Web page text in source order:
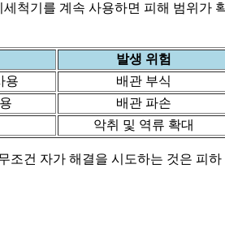
척기를 계속 사용하면 피해 범위가
발생 위험
용
배관 부식
배관 파손
악취 및 역류 확대
조건 자가 해결을 시도하는 것은 피하